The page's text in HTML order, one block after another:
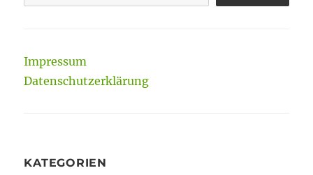
Impressum
Datenschutzerklärung
KATEGORIEN